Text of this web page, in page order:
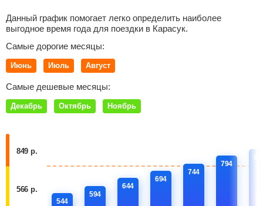
Данный график помогает легко определить наиболее
выгодное время года для поездки в Карасук.
Самые дорогие месяцы:
Июнь Июль Август
Самые дешевые месяцы:
Декабрь Октябрь Ноябрь
849 р.
566 р.
544
594
644
694
744
794